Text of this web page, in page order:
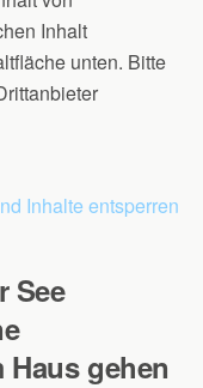
Inhalt
unten. Bitte
Inhalte entsperren
See
Haus gehen